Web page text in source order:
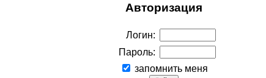
Авторизация
Логин:
Пароль:
запомнить меня